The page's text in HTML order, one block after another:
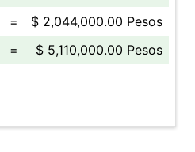
=
$ 2,044,000.00 Pesos
= $ 5,110,000.00 Pesos